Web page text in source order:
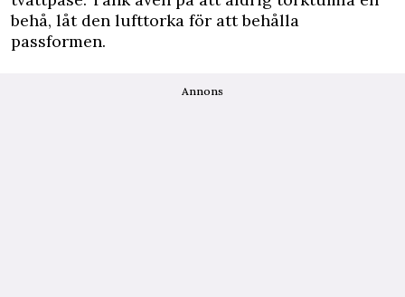
behå, låt den lufttorka för att behålla
passformen.
Annons